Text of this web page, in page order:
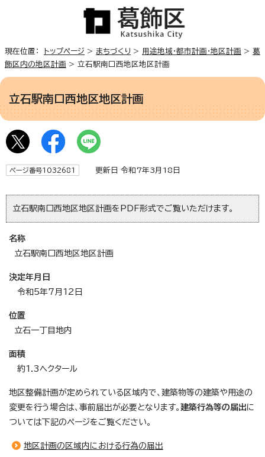
現在位置： トップページ > まちづくり > 用途地域・都市計画・地区計画 > 葛
飾区内の地区計画 > 立石駅南口西地区地区計画
立石駅南口西地区地区計画
ページ番号1032681 更新日 令和7年3月18日
立石駅南口西地区地区計画をPDF形式でご覧いただけます。
名称
立石駅南口西地区地区計画
決定年月日
令和5年7月12日
位置
立石一丁目地内
面積
約1.3ヘクタール
地区整備計画が定められている区域内で、建築物等の建築や用途の
変更を行う場合は、事前届出が必要となります。 建築行為等の届出に
ついては下記のページをご覧ください。
地区計画の区域内における行為の届出